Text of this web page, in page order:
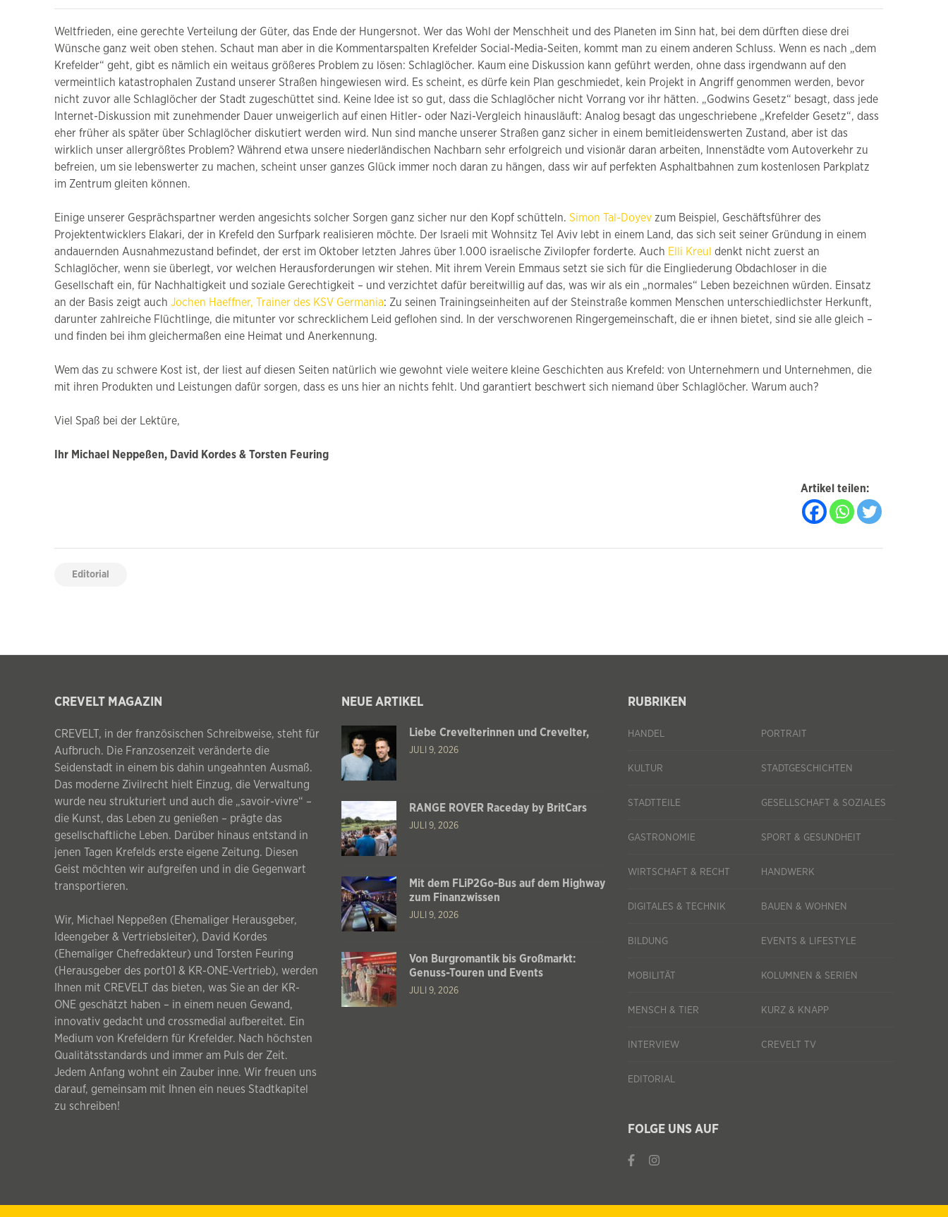
Weltfrieden, eine gerechte Verteilung der Güter, das Ende der Hungersnot. Wer das Wohl der Menschheit und des Planeten im Sinn hat, bei dem dürften diese drei
Wünsche ganz weit oben stehen. Schaut man aber in die Kommentarspalten Krefelder Social-Media-Seiten, kommt man zu einem anderen Schluss. Wenn es nach „dem
Krefelder“ geht, gibt es nämlich ein weitaus größeres Problem zu lösen: Schlaglöcher. Kaum eine Diskussion kann geführt werden, ohne dass irgendwann auf den
vermeintlich katastrophalen Zustand unserer Straßen hingewiesen wird. Es scheint, es dürfe kein Plan geschmiedet, kein Projekt in Angriff genommen werden, bevor
nicht zuvor alle Schlaglöcher der Stadt zugeschüttet sind. Keine Idee ist so gut, dass die Schlaglöcher nicht Vorrang vor ihr hätten. „Godwins Gesetz“ besagt, dass jede
Internet-Diskussion mit zunehmender Dauer unweigerlich auf einen Hitler- oder Nazi-Vergleich hinausläuft: Analog besagt das ungeschriebene „Krefelder Gesetz“, dass
eher früher als später über Schlaglöcher diskutiert werden wird. Nun sind manche unserer Straßen ganz sicher in einem bemitleidenswerten Zustand, aber ist das
wirklich unser allergrößtes Problem? Während etwa unsere niederländischen Nachbarn sehr erfolgreich und visionär daran arbeiten, Innenstädte vom Autoverkehr zu
befreien, um sie lebenswerter zu machen, scheint unser ganzes Glück immer noch daran zu hängen, dass wir auf perfekten Asphaltbahnen zum kostenlosen Parkplatz
im Zentrum gleiten können.
Einige unserer Gesprächspartner werden angesichts solcher Sorgen ganz sicher nur den Kopf schütteln. Simon Tal-Doyev zum Beispiel, Geschäftsführer des
Projektentwicklers Elakari, der in Krefeld den Surfpark realisieren möchte. Der Israeli mit Wohnsitz Tel Aviv lebt in einem Land, das sich seit seiner Gründung in einem
andauernden Ausnahmezustand befindet, der erst im Oktober letzten Jahres über 1.000 israelische Zivilopfer forderte. Auch Elli Kreul denkt nicht zuerst an
Schlaglöcher, wenn sie überlegt, vor welchen Herausforderungen wir stehen. Mit ihrem Verein Emmaus setzt sie sich für die Eingliederung Obdachloser in die
Gesellschaft ein, für Nachhaltigkeit und soziale Gerechtigkeit – und verzichtet dafür bereitwillig auf das, was wir als ein „normales“ Leben bezeichnen würden. Einsatz
an der Basis zeigt auch Jochen Haeffner, Trainer des KSV Germania: Zu seinen Trainingseinheiten auf der Steinstraße kommen Menschen unterschiedlichster Herkunft,
darunter zahlreiche Flüchtlinge, die mitunter vor schrecklichem Leid geflohen sind. In der verschworenen Ringergemeinschaft, die er ihnen bietet, sind sie alle gleich –
und finden bei ihm gleichermaßen eine Heimat und Anerkennung.
Wem das zu schwere Kost ist, der liest auf diesen Seiten natürlich wie gewohnt viele weitere kleine Geschichten aus Krefeld: von Unternehmern und Unternehmen, die
mit ihren Produkten und Leistungen dafür sorgen, dass es uns hier an nichts fehlt. Und garantiert beschwert sich niemand über Schlaglöcher. Warum auch?
Viel Spaß bei der Lektüre,
Ihr Michael Neppeßen, David Kordes & Torsten Feuring
Artikel teilen:
Editorial
CREVELT MAGAZIN
CREVELT, in der französischen Schreibweise, steht für
Aufbruch. Die Franzosenzeit veränderte die
Seidenstadt in einem bis dahin ungeahnten Ausmaß.
Das moderne Zivilrecht hielt Einzug, die Verwaltung
wurde neu strukturiert und auch die „savoir-vivre“ –
die Kunst, das Leben zu genießen – prägte das
gesellschaftliche Leben. Darüber hinaus entstand in
jenen Tagen Krefelds erste eigene Zeitung. Diesen
Geist möchten wir aufgreifen und in die Gegenwart
transportieren.
Wir, Michael Neppeßen (Ehemaliger Herausgeber,
Ideengeber & Vertriebsleiter), David Kordes
(Ehemaliger Chefredakteur) und Torsten Feuring
(Herausgeber des port01 & KR-ONE-Vertrieb), werden
Ihnen mit CREVELT das bieten, was Sie an der KR-
ONE geschätzt haben – in einem neuen Gewand,
innovativ gedacht und crossmedial aufbereitet. Ein
Medium von Krefeldern für Krefelder. Nach höchsten
Qualitätsstandards und immer am Puls der Zeit.
Jedem Anfang wohnt ein Zauber inne. Wir freuen uns
darauf, gemeinsam mit Ihnen ein neues Stadtkapitel
zu schreiben!
NEUE ARTIKEL
Liebe Crevelterinnen und Crevelter,
JULI 9, 2026
RANGE ROVER Raceday by BritCars
JULI 9, 2026
Mit dem FLiP2Go-Bus auf dem Highway
zum Finanzwissen
JULI 9, 2026
Von Burgromantik bis Großmarkt:
Genuss-Touren und Events
JULI 9, 2026
RUBRIKEN
HANDEL PORTRAIT
KULTUR STADTGESCHICHTEN
STADTTEILE GESELLSCHAFT & SOZIALES
GASTRONOMIE SPORT & GESUNDHEIT
WIRTSCHAFT & RECHT HANDWERK
DIGITALES & TECHNIK BAUEN & WOHNEN
BILDUNG EVENTS & LIFESTYLE
MOBILITÄT KOLUMNEN & SERIEN
MENSCH & TIER KURZ & KNAPP
INTERVIEW CREVELT TV
EDITORIAL
FOLGE UNS AUF